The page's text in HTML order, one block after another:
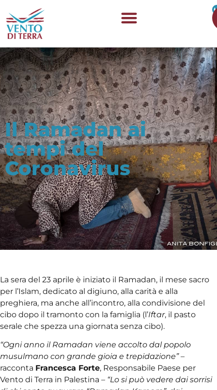
Il Ramadan ai
tempi del
Coronavirus
La sera del 23 aprile è iniziato il Ramadan, il mese sacro
per l’Islam, dedicato al digiuno, alla carità e alla
preghiera, ma anche all’incontro, alla condivisione del
cibo dopo il tramonto con la famiglia (l’Iftar, il pasto
serale che spezza una giornata senza cibo).
“Ogni anno il Ramadan viene accolto dal popolo
musulmano con grande gioia e trepidazione”–
racconta Francesca Forte, Responsabile Paese per
Vento di Terra in Palestina – “Lo si può vedere dai sorrisi